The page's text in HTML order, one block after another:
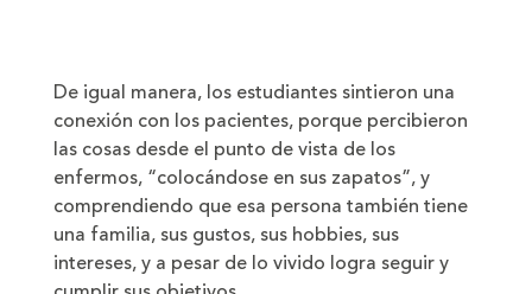
De igual manera, los estudiantes sintieron una
conexión con los pacientes, porque percibieron
las cosas desde el punto de vista de los
enfermos, “colocándose en sus zapatos”, y
comprendiendo que esa persona también tiene
una familia, sus gustos, sus hobbies, sus
intereses, y a pesar de lo vivido logra seguir y